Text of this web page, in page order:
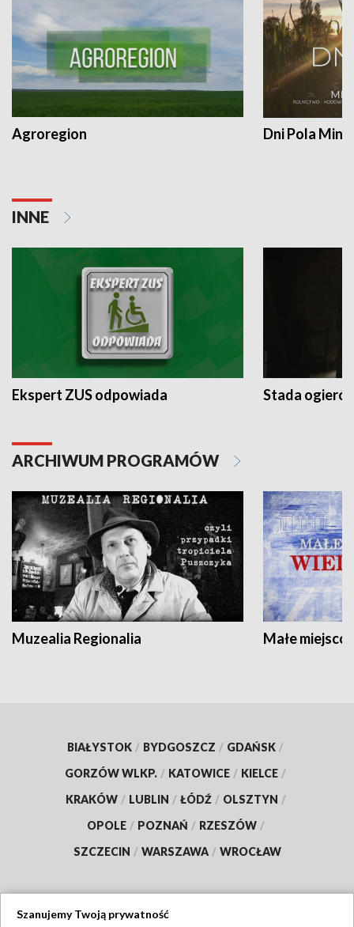
Agroregion Dni Pola
INNE
Ekspert ZUS odpowiada Stada
ARCHIWUM PROGRAMÓW
Muzealia Regionalia Małe
BIAŁYSTOK / BYDGOSZCZ / GDAŃSK /
GORZÓW WLKP. / KATOWICE / KIELCE /
KRAKÓW / LUBLIN / ŁÓDŹ / OLSZTYN /
OPOLE / POZNAŃ / RZESZÓW /
SZCZECIN / WARSZAWA / WROCŁAW
Szanujemy Twoją prywatność